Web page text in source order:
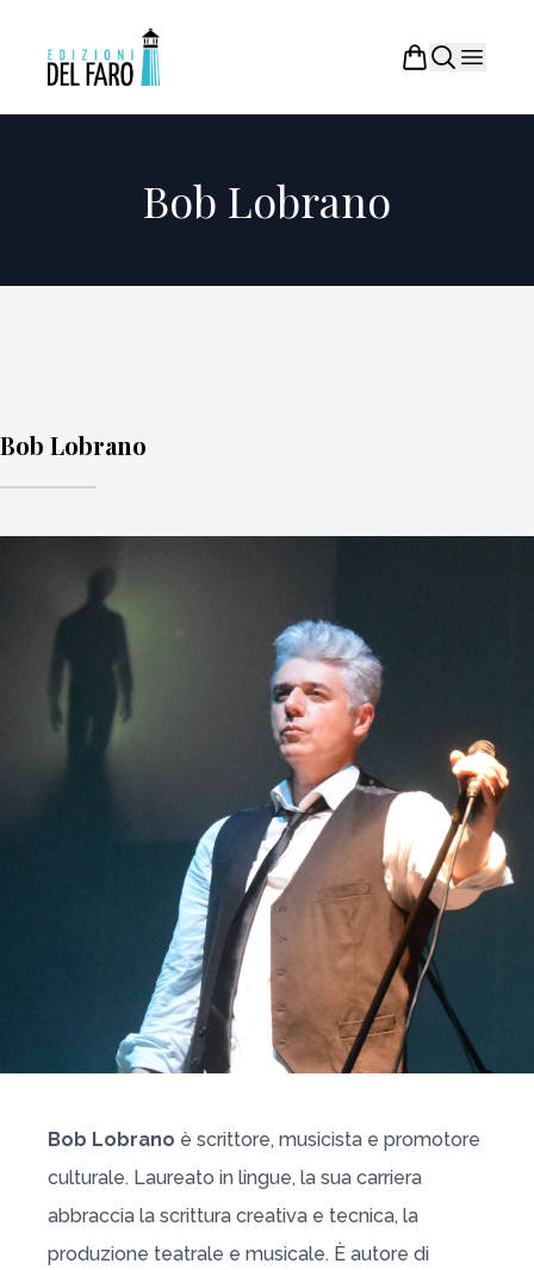
Bob Lobrano
Bob Lobrano
Bob Lobrano è scrittore, musicista e promotore
culturale. Laureato in lingue, la sua carriera
abbraccia la scrittura creativa e tecnica, la
produzione teatrale e musicale. È autore di